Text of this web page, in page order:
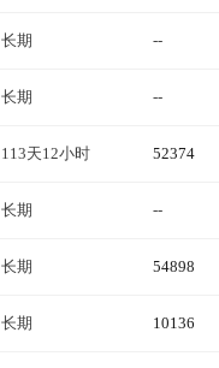
长期 --
长期 --
113天12小时 52374
长期 --
长期 54898
长期 10136